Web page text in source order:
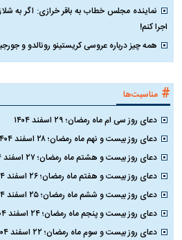
نماینده مجلس خطاب به باقر خرازی: اگر به
اجرا کنم!
همه چیز درباره عروسی کریستینو رونالدو و
# مناسبت‌ها
دعای روز سی ام ماه رمضان؛ ۲۹ اسفند ۱۴۰۴
دعای روز بیست و نهم ماه رمضان؛ ۲۸ اسفند ۱۴۰۴
دعای روز بیست و هشتم ماه رمضان؛ ۲۷ اسفند ۱۴۰۴
دعای روز بیست و هفتم ماه رمضان؛ ۲۶ اسفند ۱۴۰۴
دعای روز بیست و ششم ماه رمضان؛ ۲۵ اسفند ۱۴۰۴
دعای روز بیست و پنجم ماه رمضان؛ ۲۴ اسفند ۱۴۰۴
دعای روز بیست و سوم ماه رمضان؛ ۲۲ اسفند ۱۴۰۴